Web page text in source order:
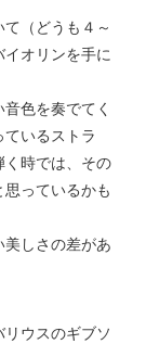
（どうも４～
オリンを手に
色を奏でてく
いるストラ
く時では、その
思っているかも
美しさの差があ
ウスのギブソ